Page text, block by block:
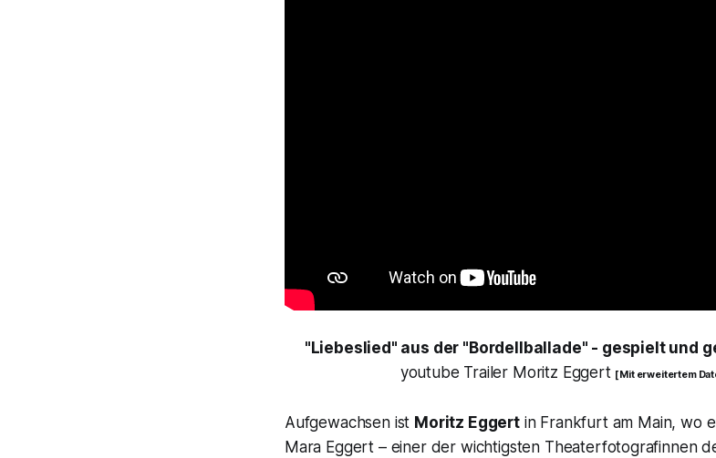
"Liebeslied" aus der "Bordellballade" - gespielt und
youtube Trailer Moritz Eggert [ Mit erweitertem
Aufgewachsen ist Moritz Eggertin Frankfurt am Main, wo
Mara Eggert – einer der wichtigsten Theaterfotografinnen